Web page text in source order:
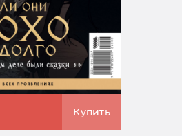
Купить